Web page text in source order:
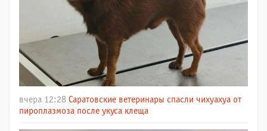
вчера 12:28 Саратовские ветеринары спасли чихуахуа от
пироплазмоза после укуса клеща